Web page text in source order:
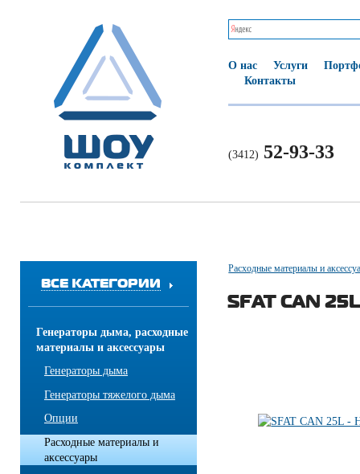
О нас Услуги
Контакты
(3412) 52-93-33
ВСЕ КАТЕГОРИИ
Генераторы дыма, расходные
материалы и аксессуары
Генераторы дыма
Генераторы тяжелого дыма
Опции
Расходные материалы и
аксессуары
Расходные материалы и
SFAT CAN